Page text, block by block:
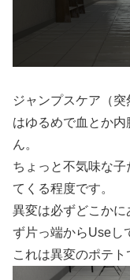
ジャンプスケア（
はゆるめで血とか
ん。
ちょっと不気味な
てくる程度です。
異変は必ずどこかに
ず片っ端からUseし
これは異変のポテト